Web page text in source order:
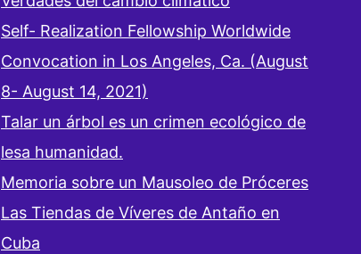
Self- Realization Fellowship Worldwide
Convocation in Los Angeles, Ca. (August
8- August 14, 2021)
Talar un árbol es un crimen ecológico de
lesa humanidad.
Memoria sobre un Mausoleo de Próceres
Las Tiendas de Víveres de Antaño en
Cuba